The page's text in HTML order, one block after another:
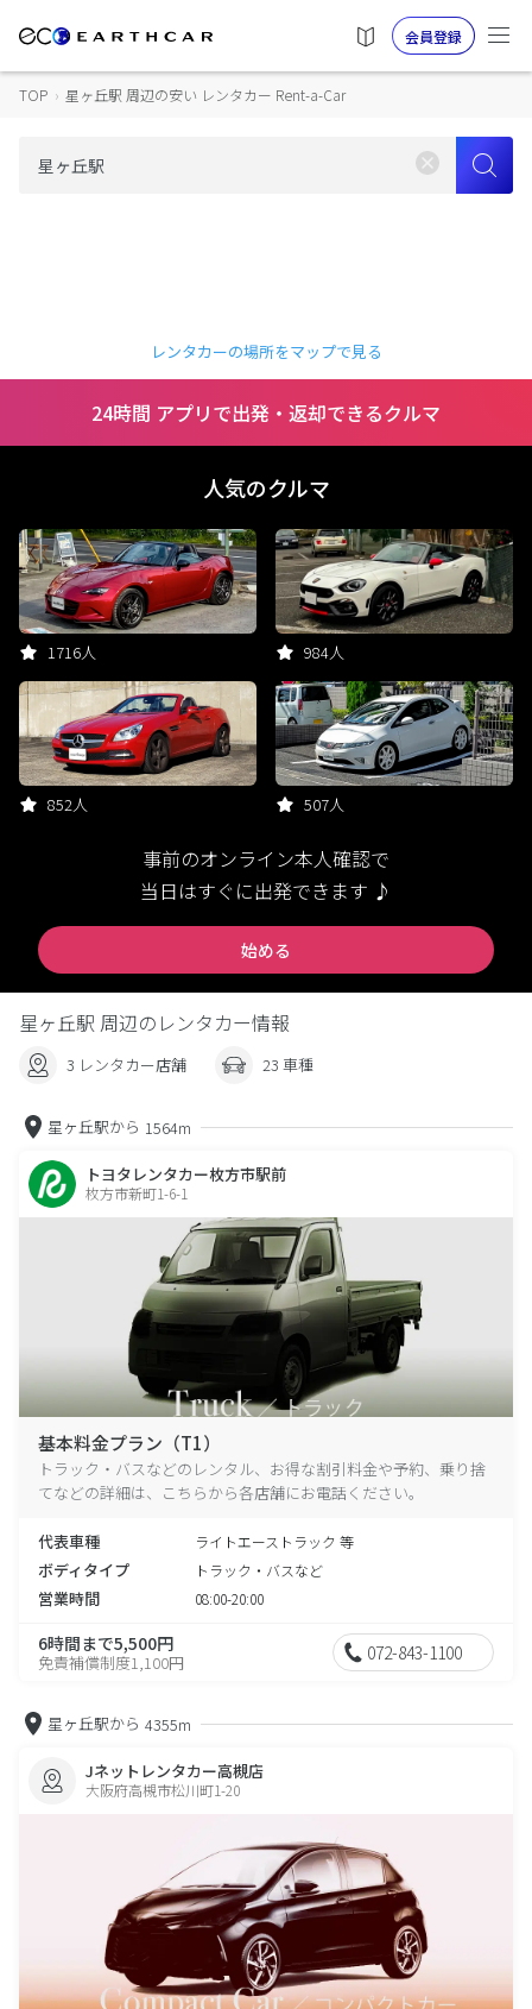
会員登録
TOP › 星ヶ丘駅 周辺の安い レンタカー Rent-a-Car
レンタカーの場所をマップで見る
24時間 アプリで出発・返却できるクルマ
人気のクルマ
1716人 984人
852人 507人
事前のオンライン本人確認で
当日はすぐに出発できます ♪
始める
星ヶ丘駅 周辺のレンタカー情報
3 レンタカー店舗 23 車種
星ヶ丘駅から 1564m
トヨタレンタカー枚方市駅前
枚方市新町1-6-1
基本料金プラン（T1）
トラック・バスなどのレンタル、お得な割引料金や予約、乗り捨
てなどの詳細は、こちらから各店舗にお電話ください。
代表車種 ライトエーストラック 等
ボディタイプ トラック・バスなど
営業時間 08:00-20:00
6時間まで5,500円
免責補償制度1,100円 072-843-1100
星ヶ丘駅から 4355m
Jネットレンタカー高槻店
大阪府高槻市松川町1-20